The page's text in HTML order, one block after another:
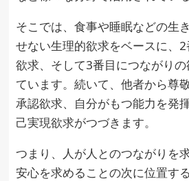
そこでは、食事や睡眠などの生
せない生理的欲求をベースに、
欲求、そして3番目につながり
ています。続いて、他者から尊
承認欲求、自分がもつ能力を発
己実現欲求がつづきます。
つまり、人が人とのつながりを
安心を求めることの次に位置す